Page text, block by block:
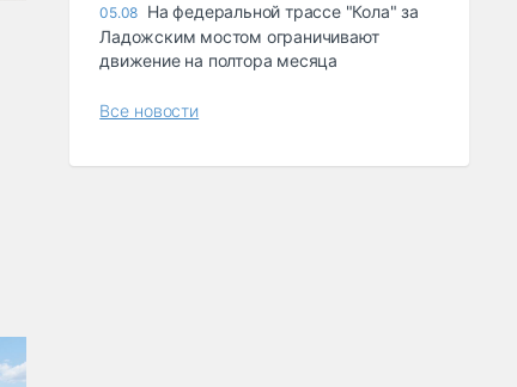
05.08 На федеральной трассе "Кола" за
Ладожским мостом ограничивают
движение на полтора месяца
Все новости